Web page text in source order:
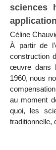
sciences
Céline
À partir de
construction
œuvre dans
1960, nous
au moment
quoi, les
traditionnelle,